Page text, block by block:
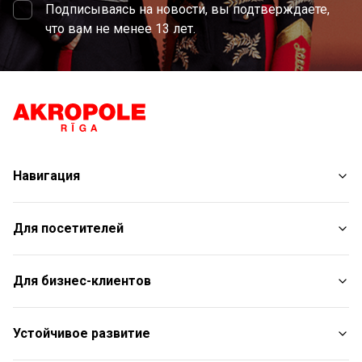
Подписываясь на новости, вы подтверждаете,
что вам не менее 13 лет.
Навигация
Магазины
Услуги
Развлечения
Рестораны
Для посетителей
План торгового центра
С животными
Контакты
Aкции
Для бизнес-клиентов
Контакты
Подарочная карта для юридических лиц
Устойчивое развитие